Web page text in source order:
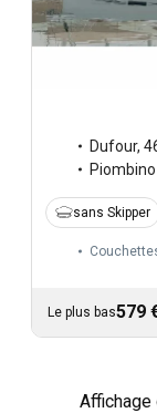
Dufour,
Piombino
sans Skipper
Le plus bas579